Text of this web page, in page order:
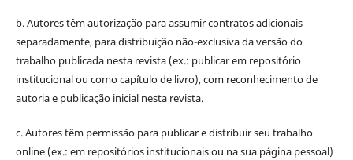
b. Autores têm autorização para assumir contratos adicionais
separadamente, para distribuição não-exclusiva da versão do
trabalho publicada nesta revista (ex.: publicar em repositório
institucional ou como capítulo de livro), com reconhecimento de
autoria e publicação inicial nesta revista.
c. Autores têm permissão para publicar e distribuir seu trabalho
online (ex.: em repositórios institucionais ou na sua página pessoal)